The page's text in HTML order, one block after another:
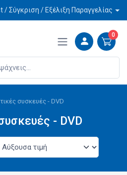
/ Σύγκριση / Εξέλιξη Παραγγελίας
0
συσκευές - DVD
- DVD